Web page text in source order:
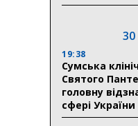
19:38
Сумська
Святого
головну
сфері України